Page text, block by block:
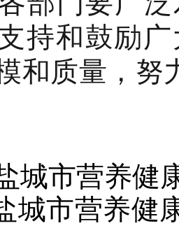
持和鼓励
和质量，努
城市营养健
城市营养健